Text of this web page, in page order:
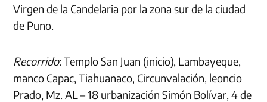
Virgen de la Candelaria por la zona sur de la ciudad
de Puno.
Recorrido: Templo San Juan (inicio), Lambayeque,
manco Capac, Tiahuanaco, Circunvalación, leoncio
Prado, Mz. AL – 18 urbanización Simón Bolívar, 4 de